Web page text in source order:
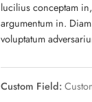
lucilius conceptam
argumentum in.
voluptatum
Custom Field: